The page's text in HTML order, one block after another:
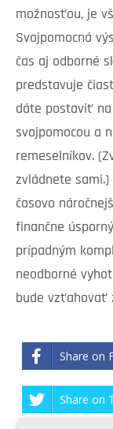
možnosťou, je
Svojpomocná
čas aj odborné
predstavuje
dáte postaviť
svojpomocou a
remeselníkov.
zvládnete
časovo
finančne
prípadným
neodborné
bude vzťahovať
Share on
Share on